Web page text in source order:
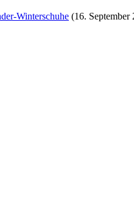
Winterschuhe (16. September